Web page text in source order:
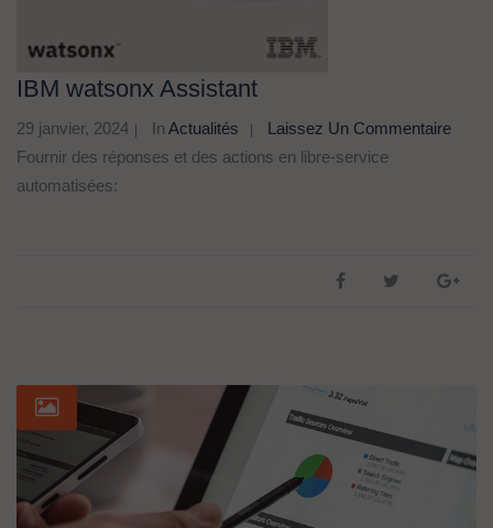
IBM watsonx Assistant
29 janvier, 2024 In Actualités
Laissez Un Commentaire
Fournir des réponses et des actions en libre-service
automatisées: